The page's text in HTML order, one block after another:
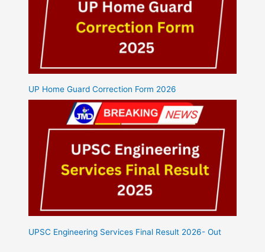
UP Home Guard Correction Form 2026
UPSC Engineering Services Final Result 2026- Out